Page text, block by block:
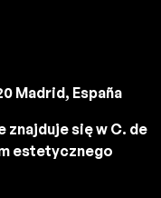
Madrid, España
znajduje się w C. de
estetycznego